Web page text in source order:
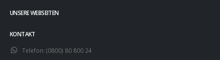
UNSERE WEBSEITEN
KONTAKT
Telefon: (0800) 80 800 24